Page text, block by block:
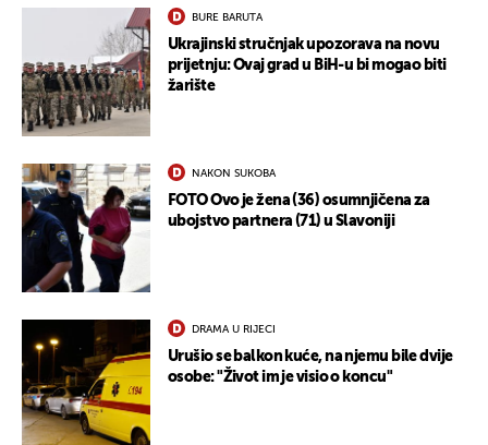
BURE BARUTA
Ukrajinski stručnjak upozorava na novu
prijetnju: Ovaj grad u BiH-u bi mogao biti
žarište
NAKON SUKOBA
FOTO Ovo je žena (36) osumnjičena za
ubojstvo partnera (71) u Slavoniji
DRAMA U RIJECI
Urušio se balkon kuće, na njemu bile dvije
osobe: "Život im je visio o koncu"